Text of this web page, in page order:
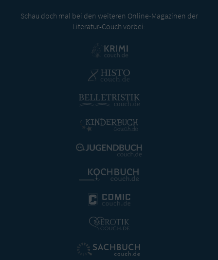
Schau doch mal bei den weiteren Online-Magazinen der
Literatur-Couch vorbei: